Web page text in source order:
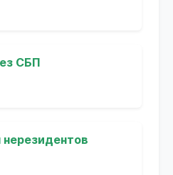
СБП